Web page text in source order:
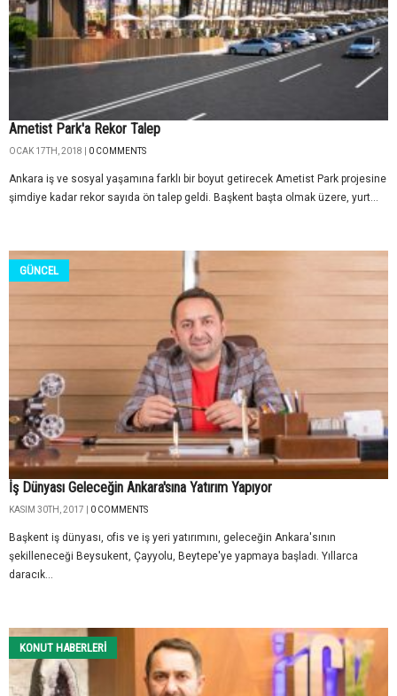
Ametist Park'a Rekor Talep
OCAK 17TH, 2018 | 0 COMMENTS
Ankara iş ve sosyal yaşamına farklı bir boyut getirecek Ametist Park projesine
şimdiye kadar rekor sayıda ön talep geldi. Başkent başta olmak üzere, yurt...
GÜNCEL
İş Dünyası Geleceğin Ankara'sına Yatırım Yapıyor
KASIM 30TH, 2017 | 0 COMMENTS
Başkent iş dünyası, ofis ve iş yeri yatırımını, geleceğin Ankara'sının
şekilleneceği Beysukent, Çayyolu, Beytepe'ye yapmaya başladı. Yıllarca
daracık...
KONUT HABERLERI